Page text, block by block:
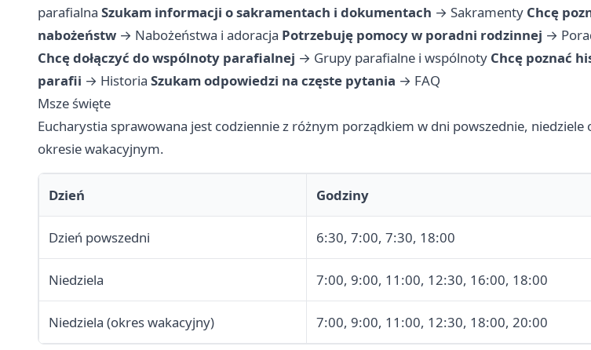
parafialna Szukam informacji o sakramentach i dokumentach → Sakramenty Chcę
nabożeństw → Nabożeństwa i adoracja Potrzebuję pomocy w poradni rodzinnej →
Chcę dołączyć do wspólnoty parafialnej → Grupy parafialne i wspólnoty Chcę poznać
parafii → Historia Szukam odpowiedzi na częste pytania → FAQ
Msze święte
Eucharystia sprawowana jest codziennie z różnym porządkiem w dni powszednie, niedziele
okresie wakacyjnym.
Dzień Godziny
Dzień powszedni 6:30, 7:00, 7:30, 18:00
Niedziela 7:00, 9:00, 11:00, 12:30, 16:00, 18:00
Niedziela (okres wakacyjny) 7:00, 9:00, 11:00, 12:30, 18:00, 20:00